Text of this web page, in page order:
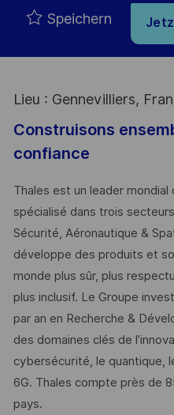
Speichern
Lieu : Gennevilliers,
Construisons
confiance
Thales est un leader
spécialisé dans trois
Sécurité, Aéronautique &
développe des produits et
monde plus sûr, plus
plus inclusif. Le Groupe
par an en Recherche &
des domaines clés de
cybersécurité, le quantique,
6G. Thales compte près de
pays. ​